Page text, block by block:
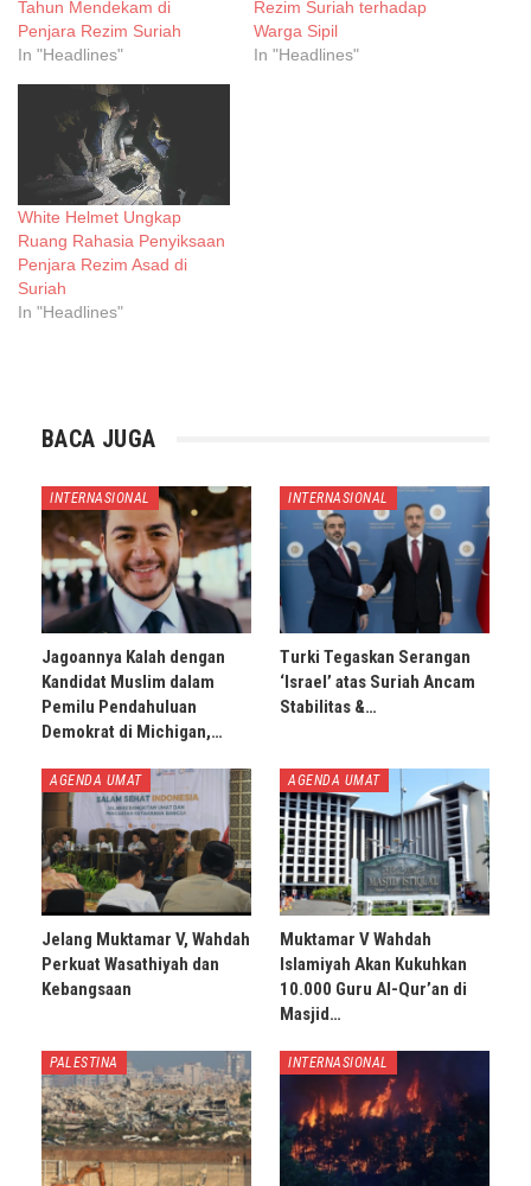
Tahun Mendekam di
Penjara Rezim Suriah
In "Headlines"
Rezim Suriah terhadap
Warga Sipil
In "Headlines"
White Helmet Ungkap
Ruang Rahasia Penyiksaan
Penjara Rezim Asad di
Suriah
In "Headlines"
BACA JUGA
INTERNASIONAL
Jagoannya Kalah dengan
Kandidat Muslim dalam
Pemilu Pendahuluan
Demokrat di Michigan,…
INTERNASIONAL
Turki Tegaskan Serangan
‘Israel’ atas Suriah Ancam
Stabilitas &…
AGENDA UMAT
Jelang Muktamar V, Wahdah
Perkuat Wasathiyah dan
Kebangsaan
AGENDA UMAT
Muktamar V Wahdah
Islamiyah Akan Kukuhkan
10.000 Guru Al-Qur’an di
Masjid…
PALESTINA INTERNASIONAL